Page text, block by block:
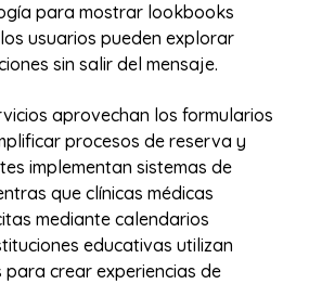
para mostrar lookbooks
usuarios pueden explorar
sin salir del mensaje.
aprovechan los formularios
procesos de reserva y
implementan sistemas de
que clínicas médicas
mediante calendarios
educativas utilizan
para crear experiencias de